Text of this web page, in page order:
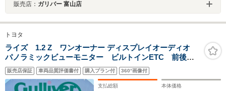
販売店： ガリバー 富山店
トヨタ
ライズ 1.2 Z ワンオーナー ディスプレイオーディオ
パノラミックビューモニター ビルトインETC 前後ド
ライブレコーダー ブラインドスポットモニター 当店
買取 ガリバー3ヶ月保証 カーセンサー認定検査済車両 修
復歴無
販売店保証 車両品質評価書付 購入プラン付 360°画像付
支払総額 本体価格